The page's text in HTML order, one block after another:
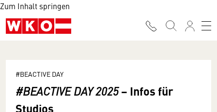
Zum Inhalt springen
#BEACTIVE DAY
#BEACTIVE DAY 2025− Infos für
Studios